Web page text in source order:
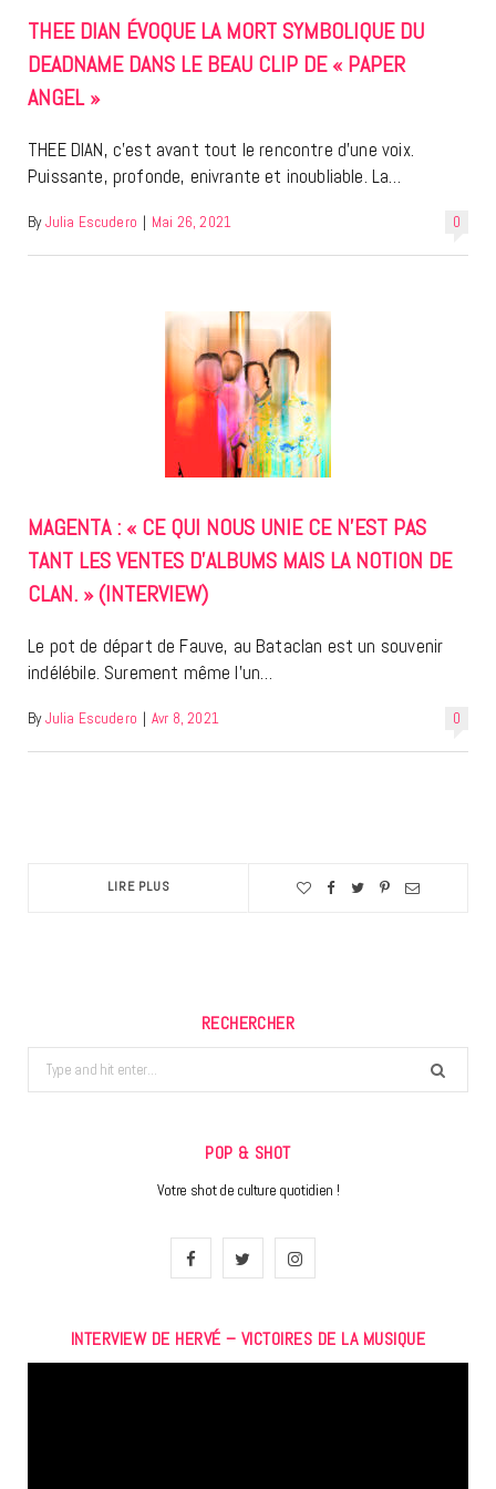
THEE DIAN ÉVOQUE LA MORT SYMBOLIQUE DU
DEADNAME DANS LE BEAU CLIP DE « PAPER
ANGEL »
THEE DIAN, c’est avant tout le rencontre d’une voix.
Puissante, profonde, enivrante et inoubliable. La…
0
By Julia Escudero | Mai 26, 2021
MAGENTA : « CE QUI NOUS UNIE CE N’EST PAS
TANT LES VENTES D’ALBUMS MAIS LA NOTION DE
CLAN. » (INTERVIEW)
Le pot de départ de Fauve, au Bataclan est un souvenir
indélébile. Surement même l’un…
0
By Julia Escudero | Avr 8, 2021
LIRE PLUS
RECHERCHER
Search
for:
POP & SHOT
Votre shot de culture quotidien !
F
c
i
I
s
INTERVIEW DE HERVÉ – VICTOIRES DE LA MUSIQUE